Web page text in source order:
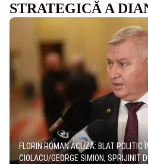
STRATEGICĂ A
FLORIN ROMAN ACUZĂ: BLAT POLITIC
CIOLACU/GEORGE SIMION, SPRIJINIT